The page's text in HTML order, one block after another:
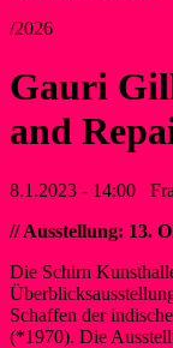
/2026
Gauri
and
8.1.2023 - 14:00
// Ausstellung: 13.
Die Schirn
Schaffen der
(*1970). Die